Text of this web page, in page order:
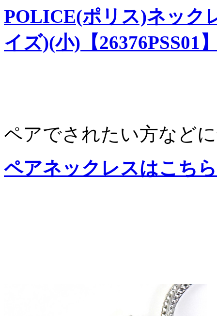
POLICE(ポリス)ネック
イズ)(小)【26376PSS01
ペアでされたい方など
ペアネックレスはこち